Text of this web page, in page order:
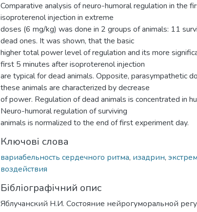
Comparative analysis of neuro-humoral regulation in the
isoproterenol injection in extreme
doses (6 mg/kg) was done in 2 groups of animals: 11
dead ones. It was shown, that the basic
higher total power level of regulation and its more
first 5 minutes after isoproterenol injection
are typical for dead animals. Opposite, parasympathetic
these animals are characterized by decrease
of power. Regulation of dead animals is concentrated in
Neuro-humoral regulation of surviving
animals is normalized to the end of first experiment day.
Ключові слова
вариабельность сердечного ритма, изадрин,
воздействия
Бібліографічний опис
Яблучанский Н.И. Состояние нейрогуморальной